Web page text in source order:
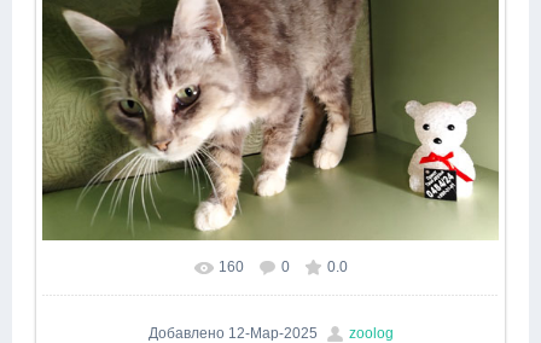
160 0 0.0
Добавлено 12-Мар-2025 zoolog